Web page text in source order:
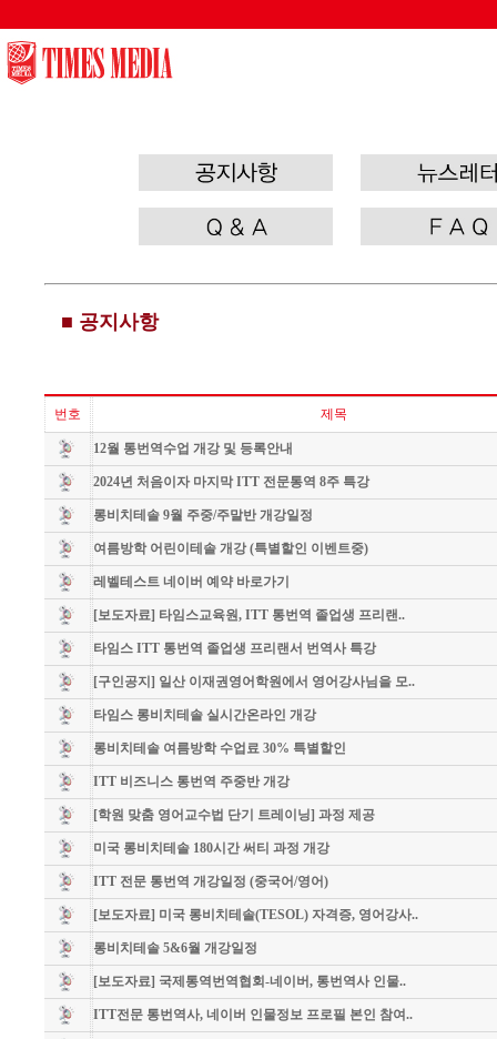
■ 공지사항
번호 제목
12월 통번역수업 개강 및 등록안내
2024년 처음이자 마지막 ITT 전문통역 8주 특강
롱비치테솔 9월 주중/주말반 개강일정
여름방학 어린이테솔 개강 (특별할인 이벤트중)
레벨테스트 네이버 예약 바로가기
[보도자료] 타임스교육원, ITT 통번역 졸업생 프리랜..
타임스 ITT 통번역 졸업생 프리랜서 번역사 특강
[구인공지] 일산 이재권영어학원에서 영어강사님을 모..
타임스 롱비치테솔 실시간온라인 개강
롱비치테솔 여름방학 수업료 30% 특별할인
ITT 비즈니스 통번역 주중반 개강
[학원 맞춤 영어교수법 단기 트레이닝] 과정 제공
미국 롱비치테솔 180시간 써티 과정 개강
ITT 전문 통번역 개강일정 (중국어/영어)
[보도자료] 미국 롱비치테솔(TESOL) 자격증, 영어강사..
롱비치테솔 5&6월 개강일정
[보도자료] 국제통역번역협회-네이버, 통번역사 인물..
ITT전문 통번역사, 네이버 인물정보 프로필 본인 참여..